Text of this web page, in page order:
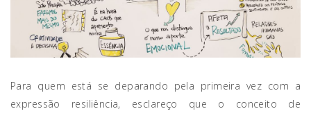
Para quem está se deparando pela primeira vez com a
expressão resiliência, esclareço que o conceito de